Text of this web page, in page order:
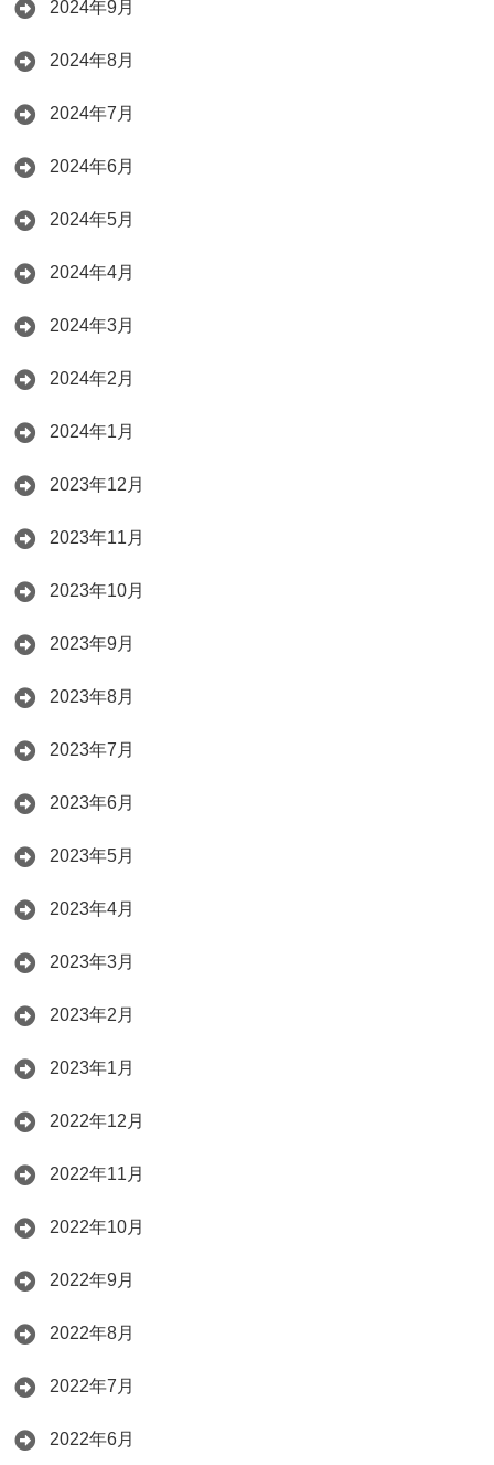
2024年9月
2024年8月
2024年7月
2024年6月
2024年5月
2024年4月
2024年3月
2024年2月
2024年1月
2023年12月
2023年11月
2023年10月
2023年9月
2023年8月
2023年7月
2023年6月
2023年5月
2023年4月
2023年3月
2023年2月
2023年1月
2022年12月
2022年11月
2022年10月
2022年9月
2022年8月
2022年7月
2022年6月